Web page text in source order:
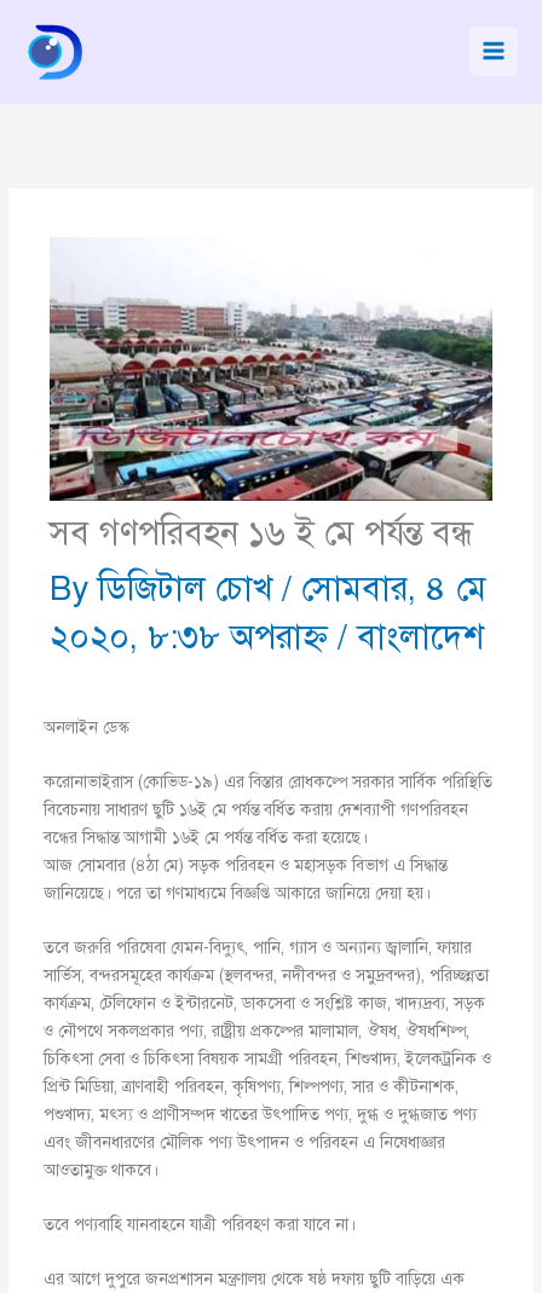
content
সব গণপরিবহন ১৬ ই মে পর্যন্ত বন্ধ
Byডিজিটাল চোখ/ সোমবার, ৪ মে
২০২০, ৮:৩৮ অপরাহ্ণ/বাংলাদেশ
অনলাইন ডেস্ক
করোনাভাইরাস (কোভিড-১৯) এর বিস্তার রোধকল্পে সরকার সার্বিক পরিস্থিতি
বিবেচনায় সাধারণ ছুটি ১৬ই মে পর্যন্ত বর্ধিত করায় দেশব্যাপী গণপরিবহন
বন্ধের সিদ্ধান্ত আগামী ১৬ই মে পর্যন্ত বর্ধিত করা হয়েছে।
আজ সোমবার (৪ঠা মে) সড়ক পরিবহন ও মহাসড়ক বিভাগ এ সিদ্ধান্ত
জানিয়েছে। পরে তা গণমাধ্যমে বিজ্ঞপ্তি আকারে জানিয়ে দেয়া হয়।
তবে জরুরি পরিষেবা যেমন-বিদ্যুৎ, পানি, গ্যাস ও অন্যান্য জ্বালানি, ফায়ার
সার্ভিস, বন্দরসমূহের কার্যক্রম (স্থলবন্দর, নদীবন্দর ও সমুদ্রবন্দর), পরিচ্ছন্নতা
কার্যক্রম, টেলিফোন ও ইন্টারনেট, ডাকসেবা ও সংশ্লিষ্ট কাজ, খাদ্যদ্রব্য, সড়ক
ও নৌপথে সকলপ্রকার পণ্য, রাষ্ট্রীয় প্রকল্পের মালামাল, ঔষধ, ঔষধশিল্প,
চিকিৎসা সেবা ও চিকিৎসা বিষয়ক সামগ্রী পরিবহন, শিশুখাদ্য, ইলেকট্রনিক ও
প্রিন্ট মিডিয়া, ত্রাণবাহী পরিবহন, কৃষিপণ্য, শিল্পপণ্য, সার ও কীটনাশক,
পশুখাদ্য, মৎস্য ও প্রাণীসম্পদ খাতের উৎপাদিত পণ্য, দুগ্ধ ও দুগ্ধজাত পণ্য
এবং জীবনধারণের মৌলিক পণ্য উৎপাদন ও পরিবহন এ নিষেধাজ্ঞার
আওতামুক্ত থাকবে।
তবে পণ্যবাহি যানবাহনে যাত্রী পরিবহণ করা যাবে না।
এর আগে দুপুরে জনপ্রশাসন মন্ত্রণালয় থেকে ষষ্ঠ দফায় ছুটি বাড়িয়ে এক